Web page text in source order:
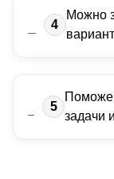
4
Можно
5
задачи